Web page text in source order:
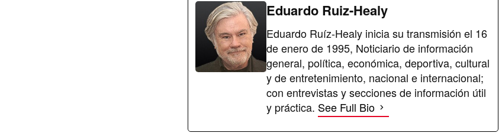
Eduardo Ruiz-Healy
Eduardo Ruíz-Healy inicia su transmisión el 16
de enero de 1995, Noticiario de información
general, política, económica, deportiva, cultural
y de entretenimiento, nacional e internacional;
con entrevistas y secciones de información útil
y práctica. See Full Bio